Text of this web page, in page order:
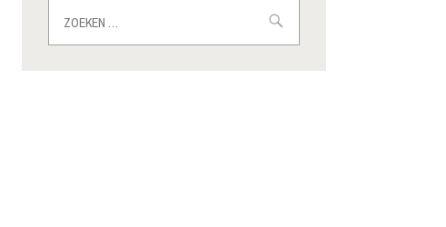
naar: